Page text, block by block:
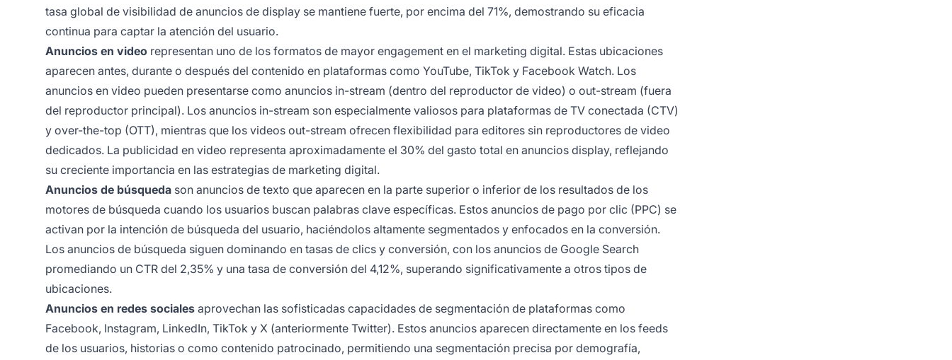
tasa global de visibilidad de anuncios de display se mantiene fuerte, por encima del 71%, demostrando su eficacia
continua para captar la atención del usuario.
Anuncios en video representan uno de los formatos de mayor engagement en el marketing digital. Estas ubicaciones
aparecen antes, durante o después del contenido en plataformas como YouTube, TikTok y Facebook Watch. Los
anuncios en video pueden presentarse como anuncios in-stream (dentro del reproductor de video) o out-stream (fuera
del reproductor principal). Los anuncios in-stream son especialmente valiosos para plataformas de TV conectada (CTV)
y over-the-top (OTT), mientras que los videos out-stream ofrecen flexibilidad para editores sin reproductores de video
dedicados. La publicidad en video representa aproximadamente el 30% del gasto total en anuncios display, reflejando
su creciente importancia en las estrategias de marketing digital.
Anuncios de búsqueda son anuncios de texto que aparecen en la parte superior o inferior de los resultados de los
motores de búsqueda cuando los usuarios buscan palabras clave específicas. Estos anuncios de pago por clic (PPC) se
activan por la intención de búsqueda del usuario, haciéndolos altamente segmentados y enfocados en la conversión.
Los anuncios de búsqueda siguen dominando en tasas de clics y conversión, con los anuncios de Google Search
promediando un CTR del 2,35% y una tasa de conversión del 4,12%, superando significativamente a otros tipos de
ubicaciones.
Anuncios en redes sociales aprovechan las sofisticadas capacidades de segmentación de plataformas como
Facebook, Instagram, LinkedIn, TikTok y X (anteriormente Twitter). Estos anuncios aparecen directamente en los feeds
de los usuarios, historias o como contenido patrocinado, permitiendo una segmentación precisa por demografía,